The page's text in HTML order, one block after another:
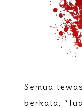
Semua
berkata,